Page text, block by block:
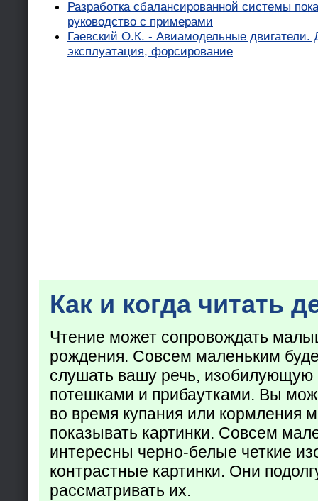
Разработка сбалансированной системы
руководство с примерами
Гаевский О.К. - Авиамодельные двигатели.
эксплуатация, форсирование
Как и когда читать
Чтение может сопровождать
рождения. Совсем маленьким
слушать вашу речь,
потешками и прибаутками. Вы
во время купания или кормления
показывать картинки. Совсем
интересны черно-белые четкие
контрастные картинки. Они
рассматривать их.